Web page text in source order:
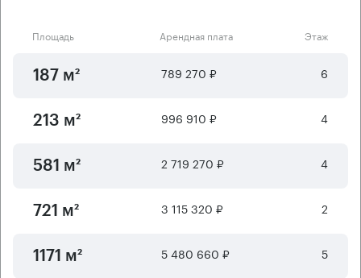
Площадь Арендная плата Этаж
187 м² 789 270 ₽ 6
213 м² 996 910 ₽ 4
581 м² 2 719 270 ₽ 4
721 м² 3 115 320 ₽ 2
1171 м² 5 480 660 ₽ 5